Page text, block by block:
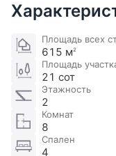
Площадь всех
615 м2
Площадь
21 сот
Этажность
2
Комнат
8
Спален
4